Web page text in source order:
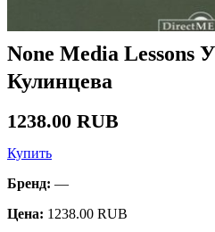
None Media Lessons
Кулинцева
1238.00 RUB
Купить
Бренд: —
Цена: 1238.00 RUB